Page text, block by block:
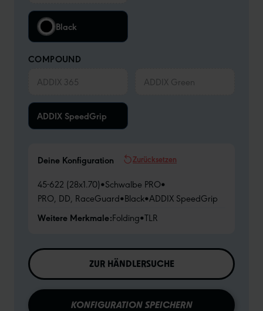
Black
COMPOUND
ADDIX 365 ADDIX Green
ADDIX SpeedGrip
Deine Konfiguration Zurücksetzen
45-622 (28x1.70)•Schwalbe PRO•
PRO, DD, RaceGuard•Black•ADDIX SpeedGrip
Weitere Merkmale:Folding•TLR
ZUR HÄNDLERSUCHE
KONFIGURATION SPEICHERN